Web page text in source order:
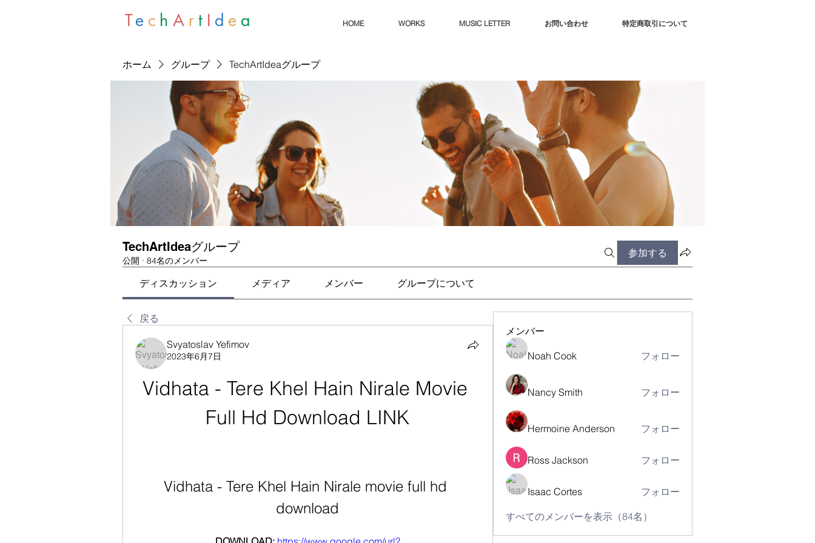
Te c hA r t I d e a HOME WORKS MUSIC LETTER お問い合わせ 特定商取引について
ホーム グループ TechArtIdeaグループ
TechArtIdeaグループ
公開 · 84名のメンバー
参加する
ディスカッション メディア メンバー グループについて
戻る
Svyatoslav Yefimov
2023年6月7日
Vidhata - Tere Khel Hain Nirale Movie
Full Hd Download LINK
Vidhata - Tere Khel Hain Nirale movie full hd
download
メンバー
Noah Cook フォロー
Nancy Smith フォロー
Hermoine Anderson フォロー
Ross Jackson フォロー
Isaac Cortes フォロー
すべてのメンバーを表示（84名）